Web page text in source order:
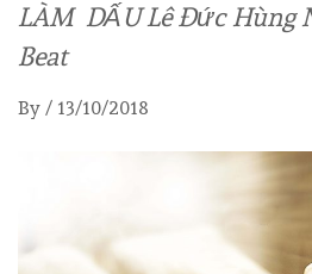
LÀM DẤU Lê Đức Hùng
Beat
By / 13/10/2018